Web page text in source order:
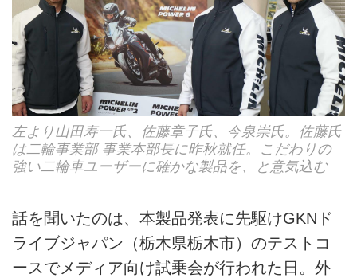
左より山田寿一氏、佐藤章子氏、今泉崇氏。佐藤氏
は二輪事業部 事業本部長に昨秋就任。こだわりの
強い二輪車ユーザーに確かな製品を、と意気込む
話を聞いたのは、本製品発表に先駆けGKNド
ライブジャパン（栃木県栃木市）のテストコ
ースでメディア向け試乗会が行われた日。外